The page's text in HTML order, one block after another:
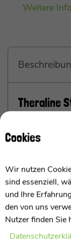
Weitere
Theraline
Hohlfaser
Ich bin das
Dinkel
speziell für
bestehe aus
Baumwolle
Cookies
Wir nutzen
sind essenziell,
und Ihre
den von uns
Nutzer finden Sie